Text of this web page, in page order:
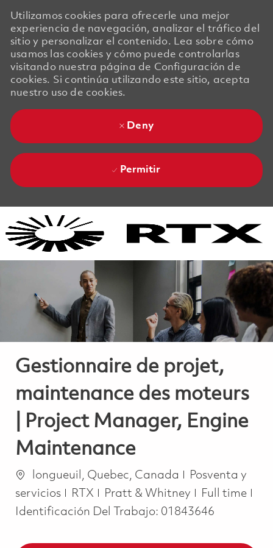
Utilizamos cookies para ofrecerle una mejor
experiencia de navegación, analizar el tráfico del
sitio y personalizar el contenido. Lea sobre cómo
usamos las cookies y cómo puede controlarlas
visitando nuestra página de Configuración de
cookies. Si continúa utilizando este sitio, acepta
nuestro uso de cookies.
Deny
Permitir
Gestionnaire de projet,
maintenance des moteurs
| Project Manager, Engine
Maintenance
Ubicación
longueuil, Quebec, Canada Categoría
Posventa y
servicios
RTX Pratt & Whitney Job Type
Full time
Identificación Del Trabajo: 01843646